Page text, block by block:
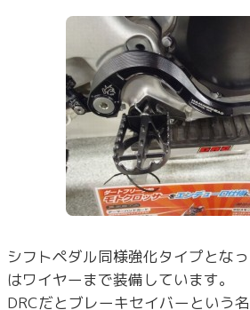
シフトペダル同様強化タイプとな
はワイヤーまで装備しています。
DRCだとブレーキセイバーという